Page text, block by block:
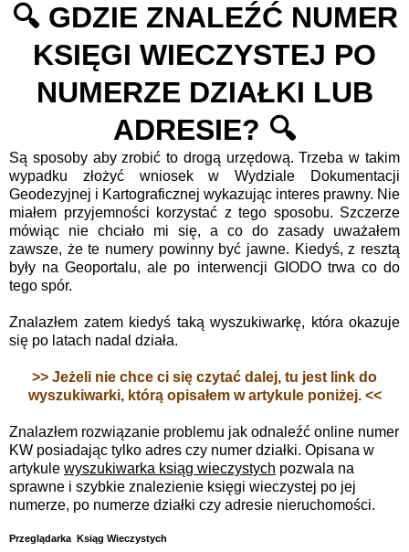
🔍 GDZIE ZNALEŹĆ NUMER
KSIĘGI WIECZYSTEJ PO
NUMERZE DZIAŁKI LUB
ADRESIE? 🔍
Są sposoby aby zrobić to drogą urzędową. Trzeba w takim
wypadku złożyć wniosek w Wydziale Dokumentacji
Geodezyjnej i Kartograficznej wykazując interes prawny. Nie
miałem przyjemności korzystać z tego sposobu. Szczerze
mówiąc nie chciało mi się, a co do zasady uważałem
zawsze, że te numery powinny być jawne. Kiedyś, z resztą
były na Geoportalu, ale po interwencji GIODO trwa co do
tego spór.
Znalazłem zatem kiedyś taką wyszukiwarkę, która okazuje
się po latach nadal działa.
>> Jeżeli nie chce ci się czytać dalej, tu jest link do
wyszukiwarki, którą opisałem w artykule poniżej. <<
Znalazłem rozwiązanie problemu jak odnaleźć online numer
KW posiadając tylko adres czy numer działki. Opisana w
artykule wyszukiwarka ksiąg wieczystych pozwala na
sprawne i szybkie znalezienie księgi wieczystej po jej
numerze, po numerze działki czy adresie nieruchomości.
Przeglądarka Ksiąg Wieczystych